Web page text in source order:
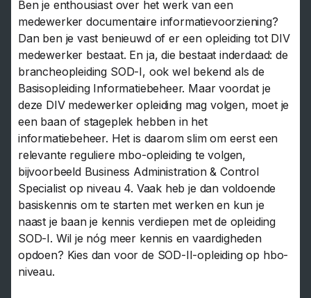
Ben je enthousiast over het werk van een
medewerker documentaire informatievoorziening?
Dan ben je vast benieuwd of er een opleiding tot DIV
medewerker bestaat. En ja, die bestaat inderdaad: de
brancheopleiding SOD-I, ook wel bekend als de
Basisopleiding Informatiebeheer. Maar voordat je
deze DIV medewerker opleiding mag volgen, moet je
een baan of stageplek hebben in het
informatiebeheer. Het is daarom slim om eerst een
relevante reguliere mbo-opleiding te volgen,
bijvoorbeeld Business Administration & Control
Specialist op niveau 4. Vaak heb je dan voldoende
basiskennis om te starten met werken en kun je
naast je baan je kennis verdiepen met de opleiding
SOD-I. Wil je nóg meer kennis en vaardigheden
opdoen? Kies dan voor de SOD-II-opleiding op hbo-
niveau.